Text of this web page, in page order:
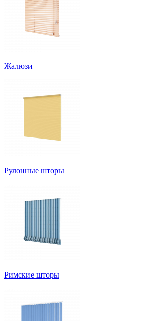
Жалюзи
Рулонные шторы
Римские шторы